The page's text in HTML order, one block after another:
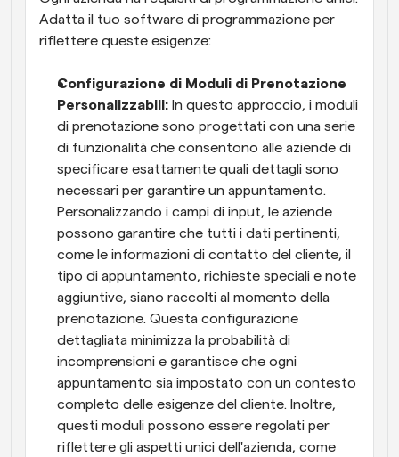
Adatta il tuo software di programmazione per
riflettere queste esigenze:
Configurazione di Moduli di Prenotazione
Personalizzabili: In questo approccio, i moduli
di prenotazione sono progettati con una serie
di funzionalità che consentono alle aziende di
specificare esattamente quali dettagli sono
necessari per garantire un appuntamento.
Personalizzando i campi di input, le aziende
possono garantire che tutti i dati pertinenti,
come le informazioni di contatto del cliente, il
tipo di appuntamento, richieste speciali e note
aggiuntive, siano raccolti al momento della
prenotazione. Questa configurazione
dettagliata minimizza la probabilità di
incomprensioni e garantisce che ogni
appuntamento sia impostato con un contesto
completo delle esigenze del cliente. Inoltre,
questi moduli possono essere regolati per
riflettere gli aspetti unici dell'azienda, come